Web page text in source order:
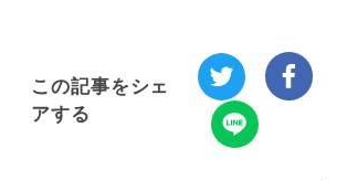
この記事をシェ
アする